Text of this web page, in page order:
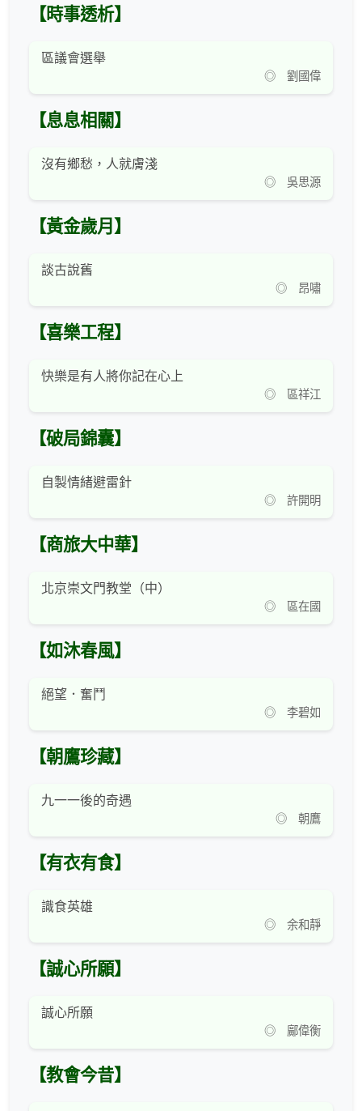
【時事透析】
區議會選舉
◎ 劉國偉
【息息相關】
沒有鄉愁，人就膚淺
◎ 吳思源
【黃金歲月】
談古說舊
◎ 昂嘯
【喜樂工程】
快樂是有人將你記在心上
◎ 區祥江
【破局錦囊】
自製情緒避雷針
◎ 許開明
【商旅大中華】
北京崇文門教堂（中）
◎ 區在國
【如沐春風】
絕望．奮鬥
◎ 李碧如
【朝鷹珍藏】
九一一後的奇遇
◎ 朝鷹
【有衣有食】
識食英雄
◎ 余和靜
【誠心所願】
誠心所願
◎ 鄺偉衡
【教會今昔】